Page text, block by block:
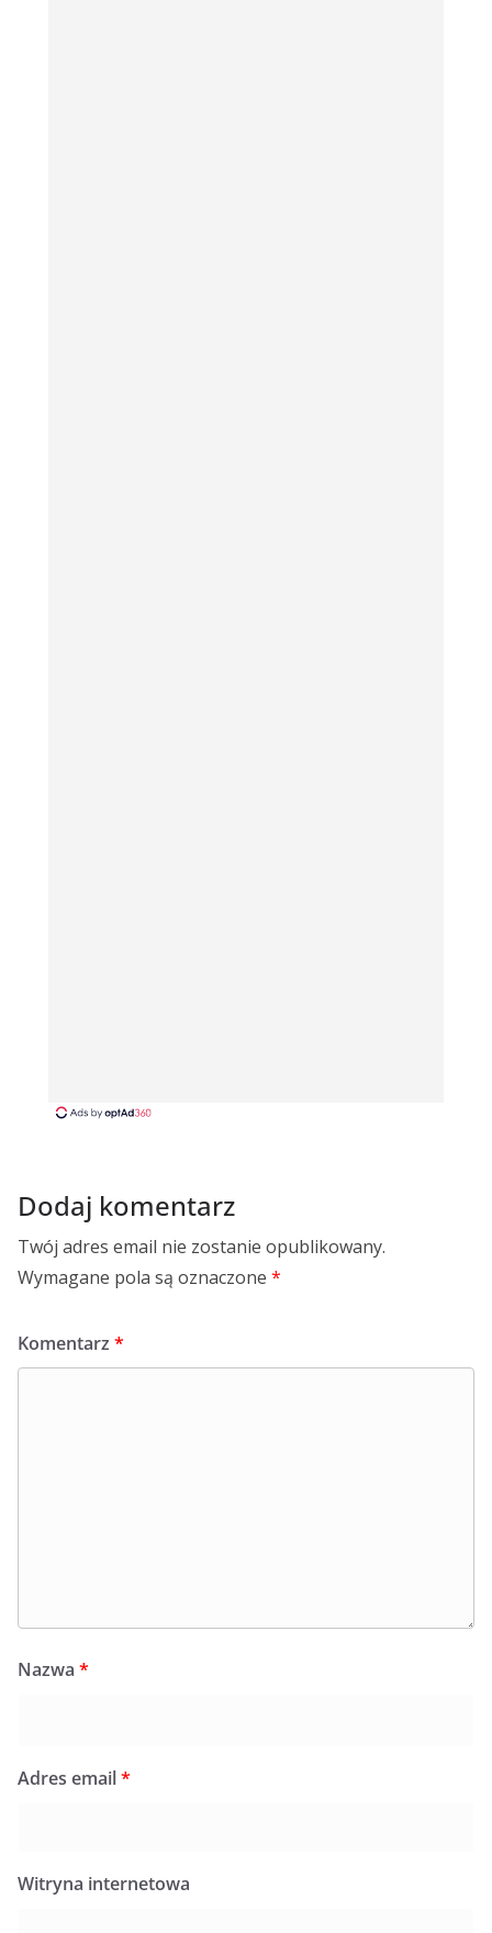
Dodaj komentarz
Twój adres email nie zostanie opublikowany.
Wymagane pola są oznaczone *
Komentarz *
Nazwa *
Adres email*
Witryna internetowa